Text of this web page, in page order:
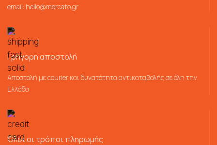
email: hello@mercato.gr
Γρήγορη αποστολή
Αποστολή με courier και δυνατότητα αντικαταβολής σε όλη την
Ελλάδα
Όλοι οι τρόποι πληρωμής